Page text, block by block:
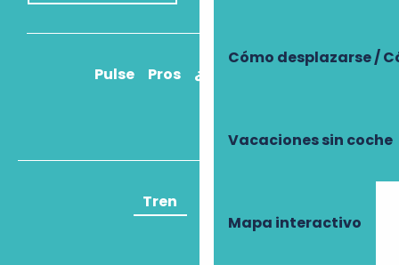
Cómo desplazarse /
Vacaciones sin coche
Mapa interactivo
Pulse Pros ¿Cómo llegar?
Tren